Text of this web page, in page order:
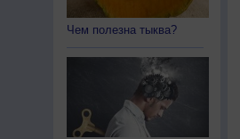
Чем полезна тыква?